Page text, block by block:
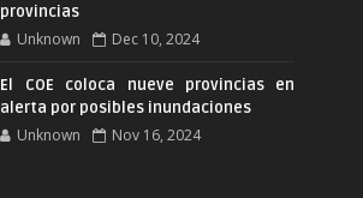
provincias
Unknown Dec 10, 2024
El COE coloca nueve provincias en
alerta por posibles inundaciones
Unknown Nov 16, 2024